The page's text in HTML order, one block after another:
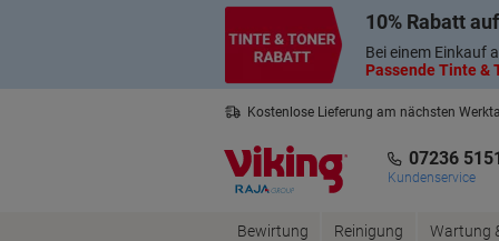
10% Rabatt
Bei einem Einkauf
Passende Tinte &
Kostenlose Lieferung am nächsten
07236
Kundenservice
Bewirtung
Reinigung
Wartung